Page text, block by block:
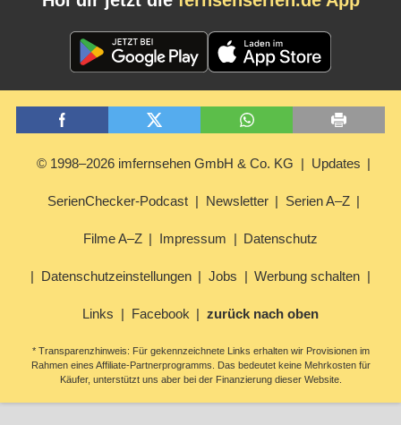
© 1998–2026 imfernsehen GmbH & Co. KG Updates
SerienChecker-Podcast Newsletter Serien A–Z
Filme A–Z Impressum Datenschutz
Datenschutzeinstellungen Jobs Werbung schalten
Links Facebook zurück nach oben
* Transparenzhinweis: Für gekennzeichnete Links erhalten wir Provisionen im
Rahmen eines Affiliate-Partnerprogramms. Das bedeutet keine Mehrkosten für
Käufer, unterstützt uns aber bei der Finanzierung dieser Website.